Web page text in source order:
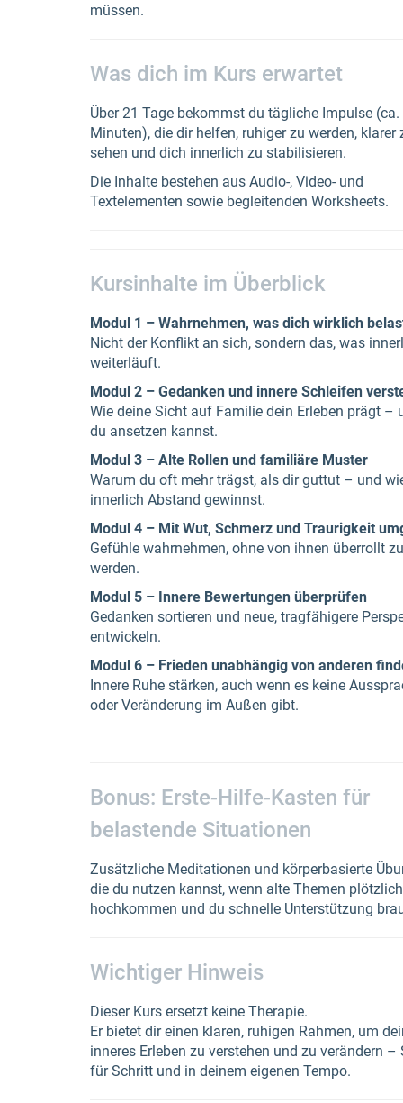
müssen.
Was dich im Kurs erwartet
Über 21 Tage bekommst du tägliche Impulse (ca.
Minuten), die dir helfen, ruhiger zu werden, klarer
sehen und dich innerlich zu stabilisieren.
Die Inhalte bestehen aus Audio-, Video- und
Textelementen sowie begleitenden Worksheets.
Kursinhalte im Überblick
Modul 1 – Wahrnehmen, was dich wirklich
Nicht der Konflikt an sich, sondern das, was
weiterläuft.
Modul 2 – Gedanken und innere Schleifen
Wie deine Sicht auf Familie dein Erleben prägt –
du ansetzen kannst.
Modul 3 – Alte Rollen und familiäre Muster
Warum du oft mehr trägst, als dir guttut – und
innerlich Abstand gewinnst.
Modul 4 – Mit Wut, Schmerz und Traurigkeit
Gefühle wahrnehmen, ohne von ihnen überrollt zu
werden.
Modul 5 – Innere Bewertungen überprüfen
Gedanken sortieren und neue, tragfähigere
entwickeln.
Modul 6 – Frieden unabhängig von anderen
Innere Ruhe stärken, auch wenn es keine
oder Veränderung im Außen gibt.
Bonus: Erste-Hilfe-Kasten für
belastende Situationen
Zusätzliche Meditationen und körperbasierte
die du nutzen kannst, wenn alte Themen
hochkommen und du schnelle Unterstützung
Wichtiger Hinweis
Dieser Kurs ersetzt keine Therapie.
Er bietet dir einen klaren, ruhigen Rahmen, um
inneres Erleben zu verstehen und zu verändern –
für Schritt und in deinem eigenen Tempo.